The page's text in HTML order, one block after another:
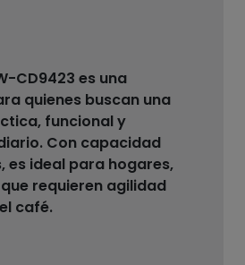
CD9423 es una
quienes buscan una
funcional y
Con capacidad
es ideal para hogares,
requieren agilidad
café.